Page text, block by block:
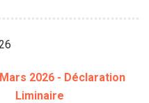
2026 - Déclaration
Liminaire